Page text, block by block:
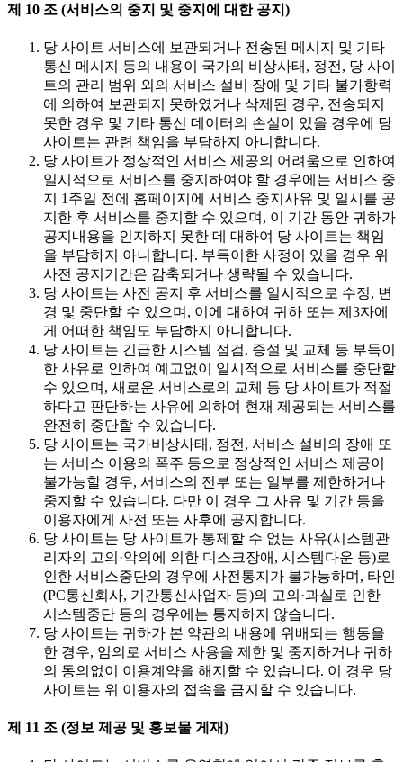
제 10 조 (서비스의 중지 및 중지에 대한 공지)
당 사이트 서비스에 보관되거나 전송된 메시지 및 기타
통신 메시지 등의 내용이 국가의 비상사태, 정전, 당 사이
트의 관리 범위 외의 서비스 설비 장애 및 기타 불가항력
에 의하여 보관되지 못하였거나 삭제된 경우, 전송되지
못한 경우 및 기타 통신 데이터의 손실이 있을 경우에 당
사이트는 관련 책임을 부담하지 아니합니다.
당 사이트가 정상적인 서비스 제공의 어려움으로 인하여
일시적으로 서비스를 중지하여야 할 경우에는 서비스 중
지 1주일 전에 홈페이지에 서비스 중지사유 및 일시를 공
지한 후 서비스를 중지할 수 있으며, 이 기간 동안 귀하가
공지내용을 인지하지 못한 데 대하여 당 사이트는 책임
을 부담하지 아니합니다. 부득이한 사정이 있을 경우 위
사전 공지기간은 감축되거나 생략될 수 있습니다.
당 사이트는 사전 공지 후 서비스를 일시적으로 수정, 변
경 및 중단할 수 있으며, 이에 대하여 귀하 또는 제3자에
게 어떠한 책임도 부담하지 아니합니다.
당 사이트는 긴급한 시스템 점검, 증설 및 교체 등 부득이
한 사유로 인하여 예고없이 일시적으로 서비스를 중단할
수 있으며, 새로운 서비스로의 교체 등 당 사이트가 적절
하다고 판단하는 사유에 의하여 현재 제공되는 서비스를
완전히 중단할 수 있습니다.
당 사이트는 국가비상사태, 정전, 서비스 설비의 장애 또
는 서비스 이용의 폭주 등으로 정상적인 서비스 제공이
불가능할 경우, 서비스의 전부 또는 일부를 제한하거나
중지할 수 있습니다. 다만 이 경우 그 사유 및 기간 등을
이용자에게 사전 또는 사후에 공지합니다.
당 사이트는 당 사이트가 통제할 수 없는 사유(시스템관
리자의 고의·악의에 의한 디스크장애, 시스템다운 등)로
인한 서비스중단의 경우에 사전통지가 불가능하며, 타인
(PC통신회사, 기간통신사업자 등)의 고의·과실로 인한
시스템중단 등의 경우에는 통지하지 않습니다.
당 사이트는 귀하가 본 약관의 내용에 위배되는 행동을
한 경우, 임의로 서비스 사용을 제한 및 중지하거나 귀하
의 동의없이 이용계약을 해지할 수 있습니다. 이 경우 당
사이트는 위 이용자의 접속을 금지할 수 있습니다.
제 11 조 (정보 제공 및 홍보물 게재)